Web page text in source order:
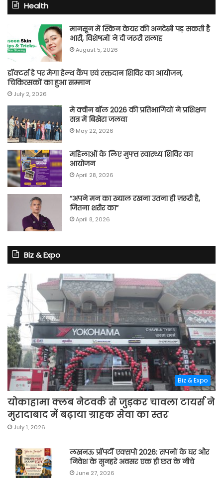
Health
मानसून में स्किन केयर की अनदेखी पड़ सकती है
भारी, विशेषज्ञों ने दी जरूरी सलाह
August 5, 2026
डॉक्टर्स डे पर मेगा हेल्थ कैंप एवं रक्तदान शिविर का आयोजन,
चिकित्सकों का हुआ सम्मान
July 2, 2026
मे क्वीन बॉल 2026 की प्रतिभागियों ने प्रशिक्षण
सत्र में बिखेरा जलवा
May 22, 2026
महिलाओं के लिए मुफ्त स्वास्थ्य शिविर का
आयोजन
April 28, 2026
“अपने मन का ख्याल रखना उतना ही ज़रूरी है,
जितना शरीर का”
April 8, 2026
Biz & Expo
Biz & Expo
योकाहामा क्लब नेटवर्क से जुड़कर चावला टायर्स ने
मुरादाबाद में बढ़ाया ग्राहक सेवा का स्तर
July 1, 2026
लखनऊ प्रॉपर्टी एक्सपो 2026: सपनों के घर और
निवेश के सुनहरे अवसर एक ही छत के नीचे
June 27, 2026